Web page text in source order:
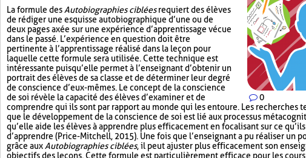
0
La formule desAutobiographies cibléesrequiert des élèves
de rédiger une esquisse autobiographique d’une ou de
deux pages axée sur une expérience d’apprentissage vécue
dans le passé. L’expérience en question doit être
pertinente à l’apprentissage réalisé dans la leçon pour
laquelle cette formule sera utilisée. Cette technique est
intéressante puisqu’elle permet à l’enseignant d’obtenir un
portrait des élèves de sa classe et de déterminer leur degré
de conscience d’eux-mêmes. Le concept de la conscience
de soi révèle la capacité des élèves d’examiner et de
comprendre qui ils sont par rapport au monde qui les entoure. Les recherches
que le développement de la conscience de soi est lié aux processus
qu’elle aide les élèves à apprendre plus efficacement en focalisant sur ce
d’apprendre (Price-Mitchell, 2015). Une fois que l’enseignant a pu réaliser un
grâce auxAutobiographies ciblées, il peut ajuster plus efficacement son
objectifs des leçons. Cette formule est particulièrement efficace pour les